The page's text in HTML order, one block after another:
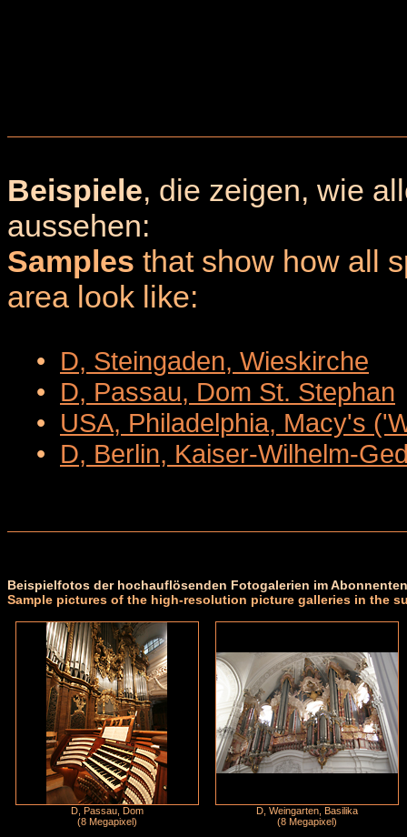
Beispiele, die zeigen, wie
aussehen:
Samples that show how all
area look like:
• D, Steingaden, Wieskirche
• D, Passau, Dom St. Stephan
• USA, Philadelphia, Macy's
• D, Berlin, Kaiser-Wilhelm-
Beispielfotos der hochauflösenden Fotogalerien im
Sample pictures of the high-resolution picture galleries in the
D, Passau, Dom
(8 Megapixel)
D, Weingarten, Basilika
(8 Megapixel)